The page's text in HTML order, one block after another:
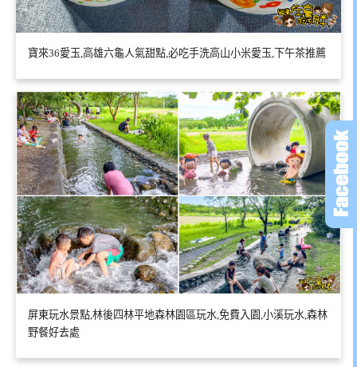
寶來36愛玉,高雄六龜人氣甜點,必吃手洗高山小米愛玉,下午茶推薦
屏東玩水景點,林後四林平地森林園區玩水,免費入園,小溪玩水,森林
野餐好去處